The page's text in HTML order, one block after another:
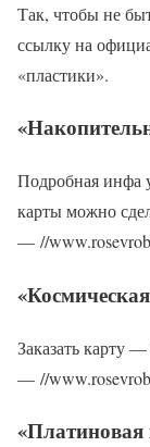
Так, чтобы не
ссылку на
«пластики».
Подробная инфа
карты можно
— //
Заказать карту
— //
«Платиновая